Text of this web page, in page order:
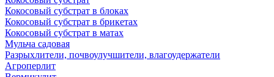
Кокосовый субстрат в блоках
Кокосовый субстрат в брикетах
Кокосовый субстрат в матах
Мульча садовая
Разрыхлители, почвоулучшители, влагоудержатели
Агроперлит